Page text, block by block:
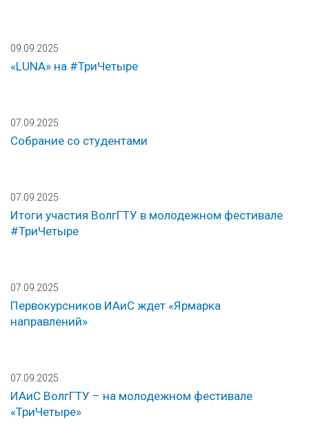
09.09.2025
«LUNA» на #ТриЧетыре
07.09.2025
Собрание со студентами
07.09.2025
Итоги участия ВолгГТУ в молодежном фестивале
#ТриЧетыре
07.09.2025
Первокурсников ИАиС ждет «Ярмарка
направлений»
07.09.2025
ИАиС ВолгГТУ – на молодежном фестивале
«ТриЧетыре»